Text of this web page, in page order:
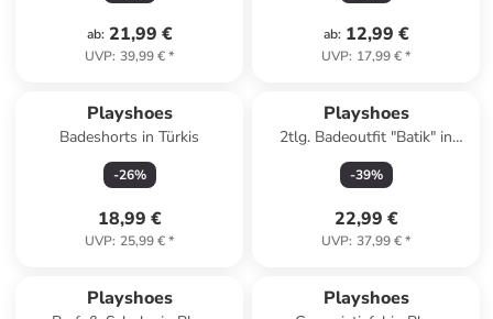
ab: 21,99 €
UVP: 39,99 €*
ab: 12,99 €
UVP: 17,99 €*
Playshoes
Badeshorts in Türkis
-26%
18,99 €
UVP: 25,99 €*
Playshoes
2tlg. Badeoutfit "Batik" in
Rosa/ Blau
-39%
22,99 €
UVP: 37,99 €*
Playshoes Playshoes